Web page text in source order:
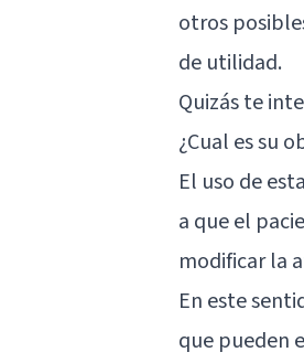
otros
de utilidad.
Quizás te
¿Cual es su
El uso de
a que el
modificar la
En este
que pueden